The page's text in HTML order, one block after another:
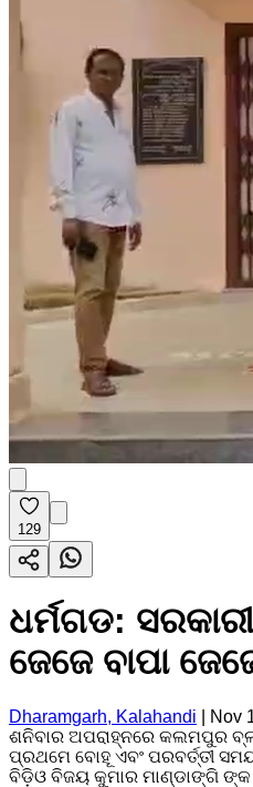
129
ଧର୍ମଗଡ:
ଜେଜେ ବାପା
Dharamgarh, Kalahandi
Nov
ଶନିବାର ଅପରାହ୍ନରେ କଲମପୁର
ପ୍ରଥମେ ବୋହୂ ଏବଂ ପରବର୍ତ୍ତୀ
ବିଡ଼ିଓ ବିଜୟ କୁମାର ମାଣ୍ଡାଙ୍ଗି ଙ୍କ